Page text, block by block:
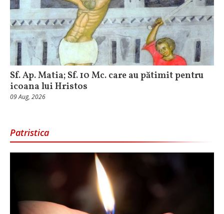
Sf. Ap. Matia; Sf. 10 Mc. care au pătimit pentru
icoana lui Hristos
09 Aug, 2026
Patristica